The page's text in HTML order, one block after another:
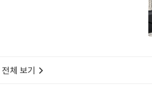
체 보기